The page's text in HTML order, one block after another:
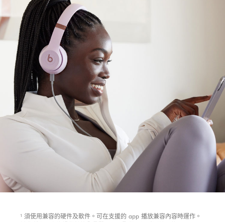
1
須使用兼容的硬件及軟件。可在支援的 app 播放兼容內容時運作。